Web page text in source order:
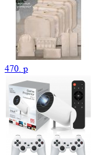
470. p